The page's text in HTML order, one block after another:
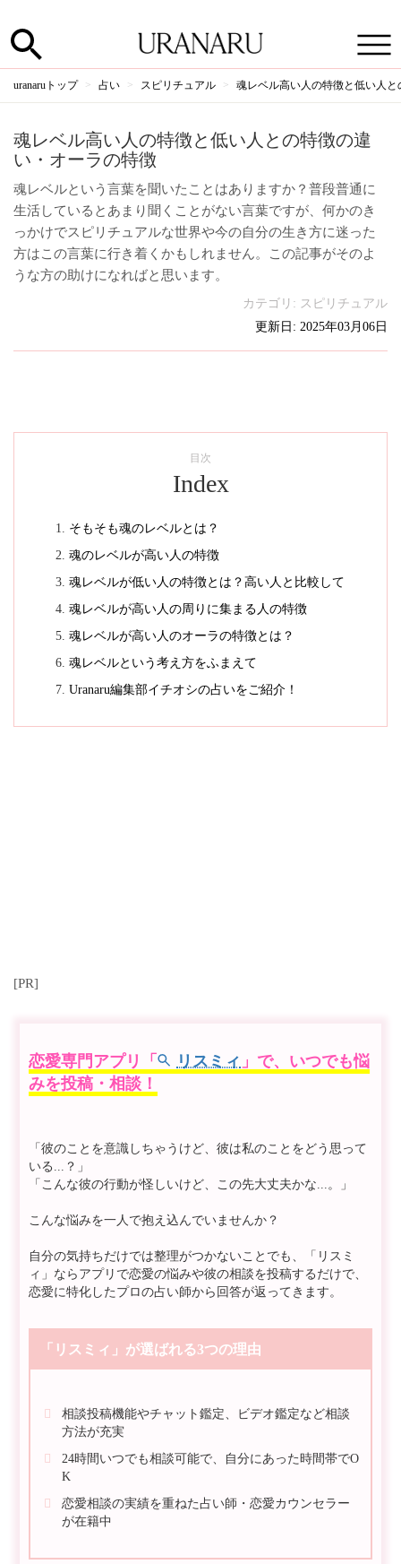
uranaruトップ 占い スピリチュアル 魂レベル高い人の特徴と低い人
魂レベル高い人の特徴と低い人との特徴の違
い・オーラの特徴
魂レベルという言葉を聞いたことはありますか？普段普通に
生活しているとあまり聞くことがない言葉ですが、何かのき
っかけでスピリチュアルな世界や今の自分の生き方に迷った
方はこの言葉に行き着くかもしれません。この記事がそのよ
うな方の助けになればと思います。
カテゴリ: スピリチュアル
更新日: 2025年03月06日
目次
Index
そもそも魂のレベルとは？
魂のレベルが高い人の特徴
魂レベルが低い人の特徴とは？高い人と比較して
魂レベルが高い人の周りに集まる人の特徴
魂レベルが高い人のオーラの特徴とは？
魂レベルという考え方をふまえて
Uranaru編集部イチオシの占いをご紹介！
[PR]
恋愛専門アプリ「 リスミィ 」で、いつでも悩
みを投稿・相談！
「彼のことを意識しちゃうけど、彼は私のことをどう思って
いる...？」
「こんな彼の行動が怪しいけど、この先大丈夫かな...。」
こんな悩みを一人で抱え込んでいませんか？
自分の気持ちだけでは整理がつかないことでも、「リスミ
ィ」ならアプリで恋愛の悩みや彼の相談を投稿するだけで、
恋愛に特化したプロの占い師から回答が返ってきます。
「リスミィ」が選ばれる3つの理由
相談投稿機能やチャット鑑定、ビデオ鑑定など相談
方法が充実
24時間いつでも相談可能で、自分にあった時間帯でO
K
恋愛相談の実績を重ねた占い師・恋愛カウンセラー
が在籍中